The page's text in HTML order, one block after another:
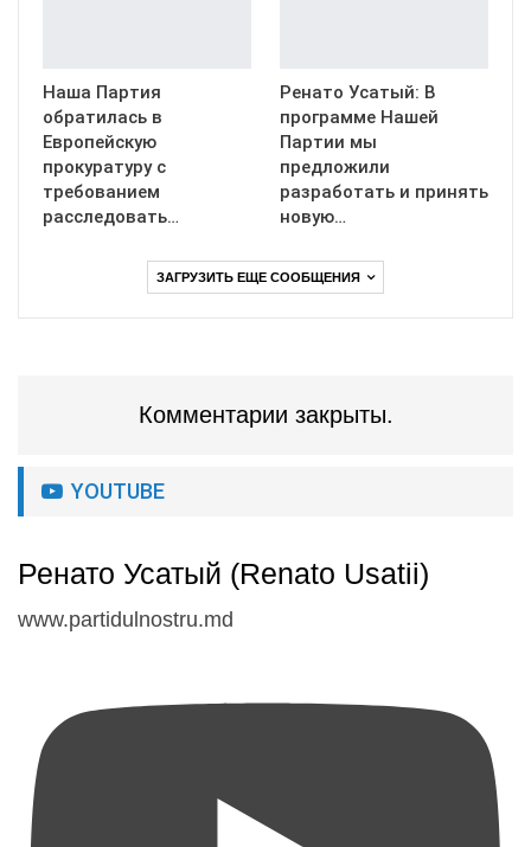
Наша Партия
обратилась в
Европейскую
прокуратуру с
требованием
расследовать…
Ренато Усатый: В
программе Нашей
Партии мы
предложили
разработать и принять
новую…
ЗАГРУЗИТЬ ЕЩЕ СООБЩЕНИЯ
Комментарии закрыты.
YOUTUBE
Ренато Усатый (Renato Usatii)
www.partidulnostru.md